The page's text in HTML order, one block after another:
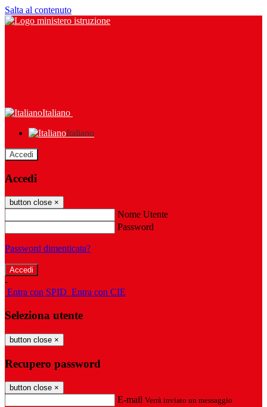
Salta al contenuto
Italiano
Italiano
Accedi
Accedi
button close ×
Nome Utente
Password
Password dimenticata?
-
Entra con SPID Entra con CIE
Seleziona utente
button close ×
Recupero password
button close ×
E-mail Verrà inviato un messaggio